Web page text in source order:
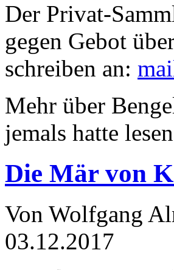
Der Privat-
gegen Gebot
schreiben an:
Mehr über
jemals hatte lesen
Die Mär von
Von Wolfgang
03.12.2017